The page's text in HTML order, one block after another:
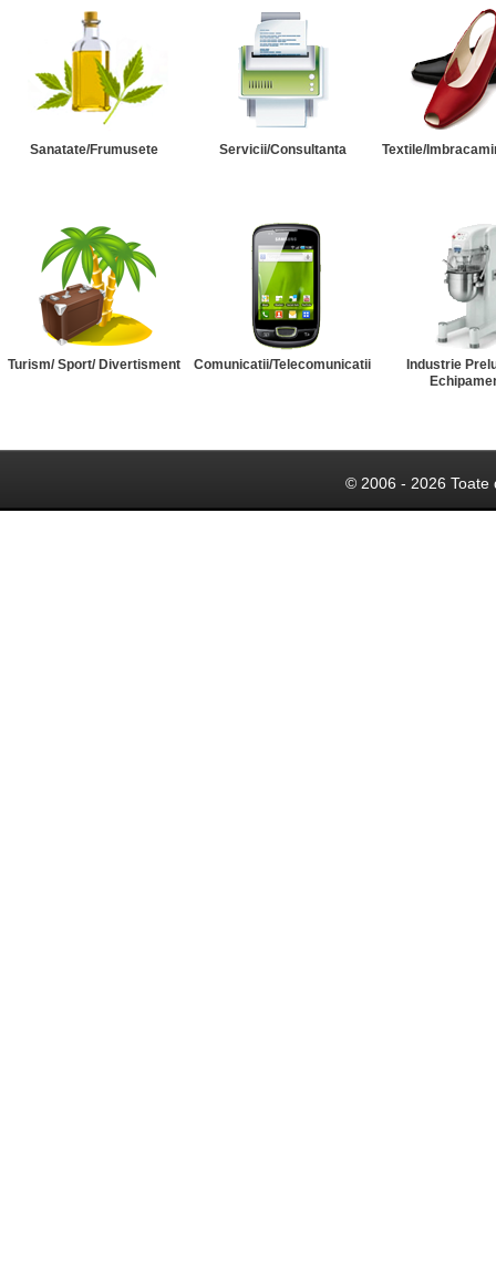
Sanatate/Frumusete Servicii/Consultanta Textile/
Turism/ Sport/ Divertisment Comunicatii/Telecomunicatii
Industrie
© 2006 - 2026